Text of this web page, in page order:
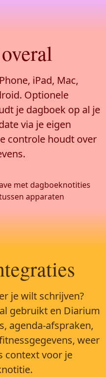
iPad, Mac,
Optionele
je dagboek op al je
via je eigen
controle houdt over
je wilt schrijven?
gebruikt en Diarium
agenda-afspraken,
weer
context voor je